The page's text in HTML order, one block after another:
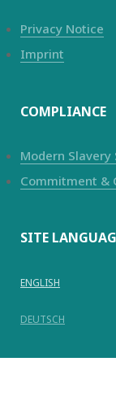
Privacy Notice
Imprint
COMPLIANCE
Modern
Commitment &
SITE
ENGLISH
DEUTSCH